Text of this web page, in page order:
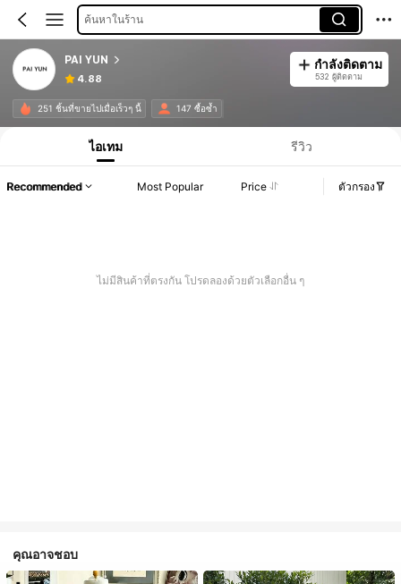
ค้นหาในร้าน
PAI YUN
4.88
กำลังติดตาม
532 ผู้ติดตาม
251 ชิ้นที่ขายไปเมื่อเร็วๆ นี้ 147 ซื้อซ้ำ
ไอเทม รีวิว
Recommended Most Popular Price ตัวกรอง
ไม่มีสินค้าที่ตรงกัน โปรดลองด้วยตัวเลือกอื่น ๆ
คุณอาจชอบ